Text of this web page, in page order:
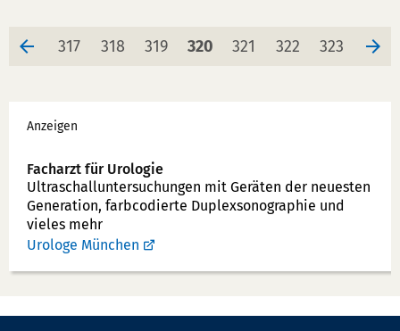
Seite
317 Seite
318 Seite
319 Seite
320 Seite
321 Seite
322 Seite
323
Werbung
Anzeigen
Facharzt für Urologie
Ultraschallunter­suchungen mit Geräten der neuesten
Generation, farbcodierte Duplex­sonographie und
vieles mehr
Urologe München